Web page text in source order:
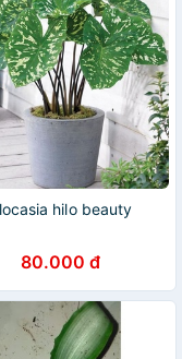
hilo beauty
80.000 đ